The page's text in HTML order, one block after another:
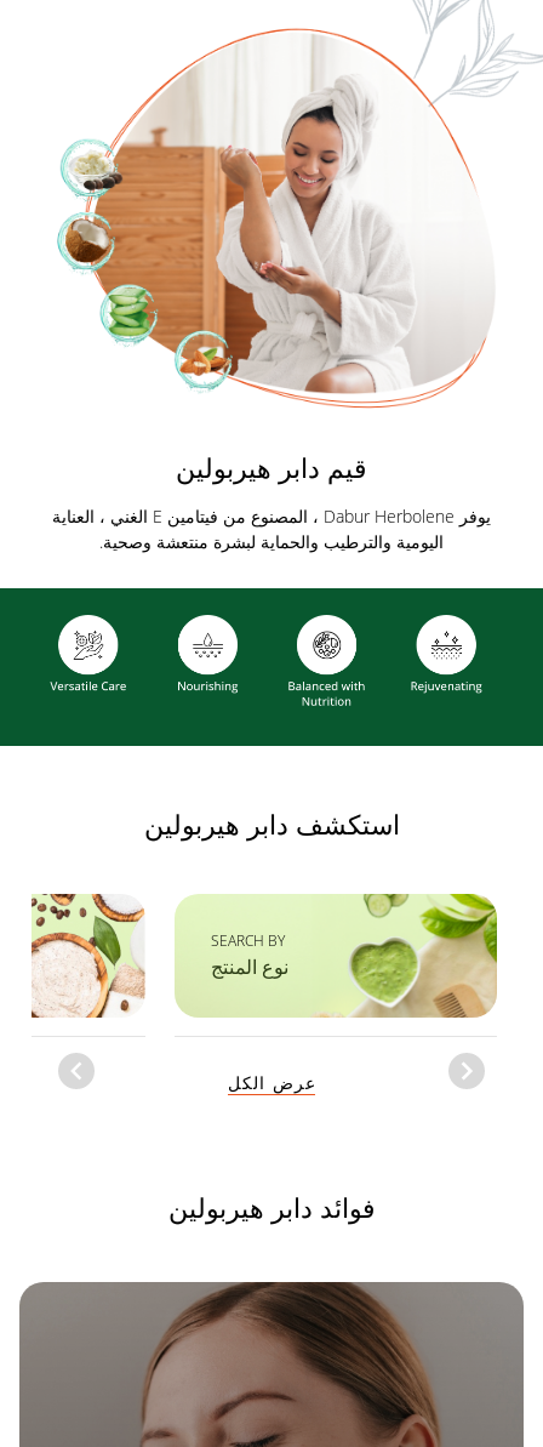
قيم دابر هيربولين
يوفر Dabur Herbolene ، المصنوع من فيتامين E الغني ، العناية
اليومية والترطيب والحماية لبشرة منتعشة وصحية.
استكشف دابر هيربولين
SEARCH BY
نوع المنتج
Item
عرض الكل
فوائد دابر هيربولين